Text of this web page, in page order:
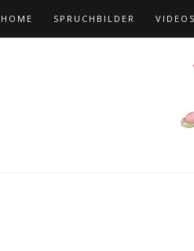
HOME SPRUCHBILDER VIDEOS